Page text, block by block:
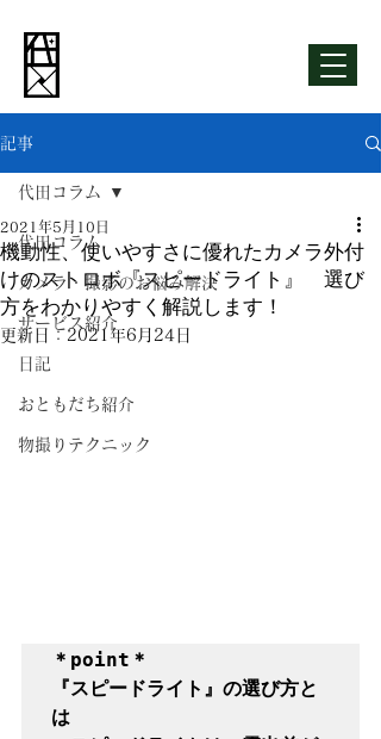
記事
代田コラム
カメラ・撮影のお悩み解決
サービス紹介
日記
おともだち紹介
物撮りテクニック
代田コラム
機動性、使いやすさに優れたカメラ外付
けのストロボ『スピードライト』 選び
方をわかりやすく解説します！
2021年5月10日
更新日：2021年6月24日
＊point＊
『スピードライト』の選び方と
は